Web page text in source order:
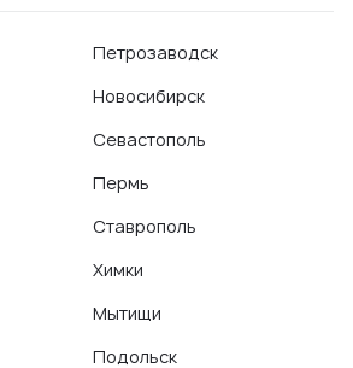
Петрозаводск
Новосибирск
Севастополь
Пермь
Ставрополь
Химки
Мытищи
Подольск